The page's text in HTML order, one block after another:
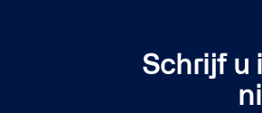
Schrijf u